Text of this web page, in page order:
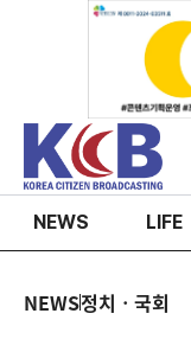
NEWS LIFE
NEWS정치ㆍ국회